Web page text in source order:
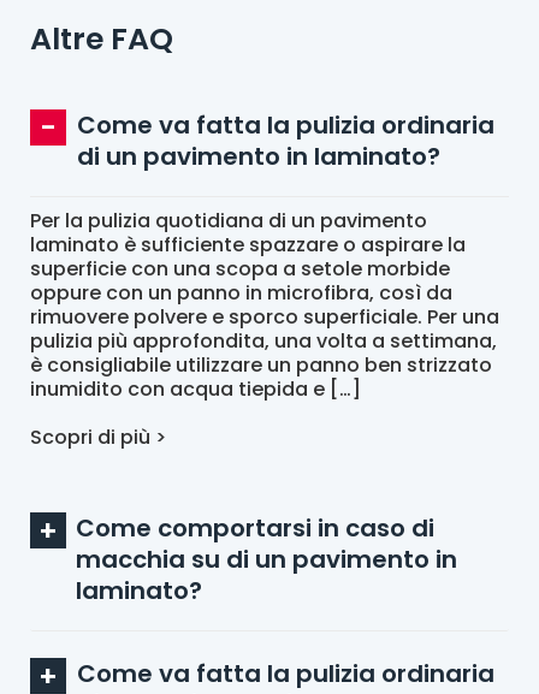
Altre FAQ
Come va fatta la pulizia ordinaria
di un pavimento in laminato?
Per la pulizia quotidiana di un pavimento
laminato è sufficiente spazzare o aspirare la
superficie con una scopa a setole morbide
oppure con un panno in microfibra, così da
rimuovere polvere e sporco superficiale. Per una
pulizia più approfondita, una volta a settimana,
è consigliabile utilizzare un panno ben strizzato
inumidito con acqua tiepida e […]
Scopri di più >
Come comportarsi in caso di
macchia su di un pavimento in
laminato?
Come va fatta la pulizia ordinaria